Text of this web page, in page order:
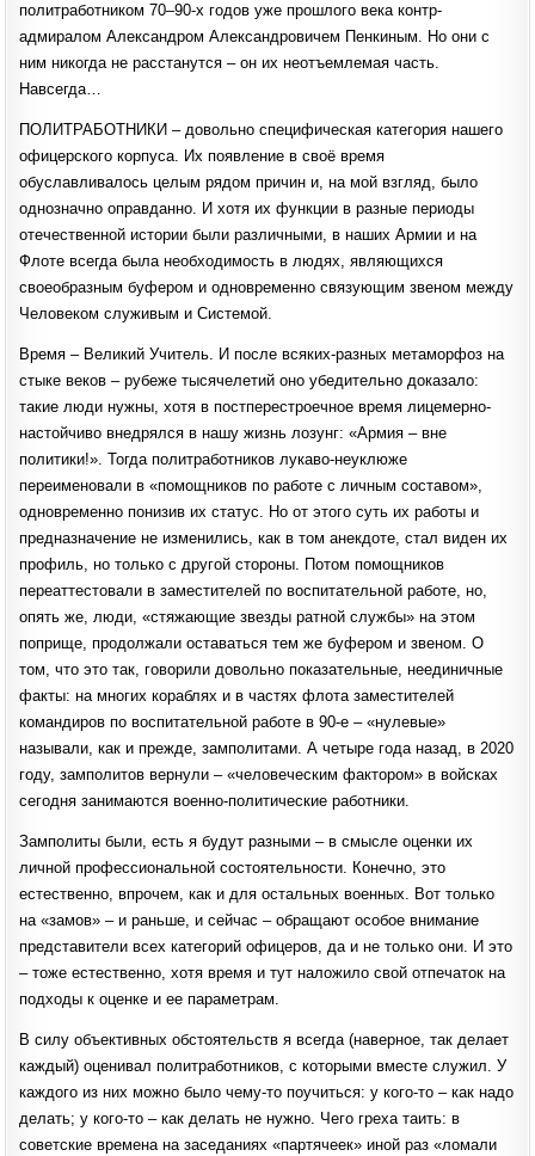
ШТРИХИ
К
ПОРТРЕТУ
КОМИССАРА
политработником 70–90-х годов уже прошлого века контр-
адмиралом Александром Александровичем Пенкиным. Но они с
ним никогда не расстанутся – он их неотъемлемая часть.
Навсегда…
ПОЛИТРАБОТНИКИ – довольно специфическая категория нашего
офицерского корпуса. Их появление в своё время
обуславливалось целым рядом причин и, на мой взгляд, было
однозначно оправданно. И хотя их функции в разные периоды
отечественной истории были различными, в наших Армии и на
Флоте всегда была необходимость в людях, являющихся
своеобразным буфером и одновременно связующим звеном между
Человеком служивым и Системой.
Время – Великий Учитель. И после всяких-разных метаморфоз на
стыке веков – рубеже тысячелетий оно убедительно доказало:
такие люди нужны, хотя в постперестроечное время лицемерно-
настойчиво внедрялся в нашу жизнь лозунг: «Армия – вне
политики!». Тогда политработников лукаво-неуклюже
переименовали в «помощников по работе с личным составом»,
одновременно понизив их статус. Но от этого суть их работы и
предназначение не изменились, как в том анекдоте, стал виден их
профиль, но только с другой стороны. Потом помощников
переаттестовали в заместителей по воспитательной работе, но,
опять же, люди, «стяжающие звезды ратной службы» на этом
поприще, продолжали оставаться тем же буфером и звеном. О
том, что это так, говорили довольно показательные, неединичные
факты: на многих кораблях и в частях флота заместителей
командиров по воспитательной работе в 90-е – «нулевые»
называли, как и прежде, замполитами. А четыре года назад, в 2020
году, замполитов вернули – «человеческим фактором» в войсках
сегодня занимаются военно-политические работники.
Замполиты были, есть я будут разными – в смысле оценки их
личной профессиональной состоятельности. Конечно, это
естественно, впрочем, как и для остальных военных. Вот только
на «замов» – и раньше, и сейчас – обращают особое внимание
представители всех категорий офицеров, да и не только они. И это
– тоже естественно, хотя время и тут наложило свой отпечаток на
подходы к оценке и ее параметрам.
В силу объективных обстоятельств я всегда (наверное, так делает
каждый) оценивал политработников, с которыми вместе служил. У
каждого из них можно было чему-то поучиться: у кого-то – как надо
делать; у кого-то – как делать не нужно. Чего греха таить: в
советские времена на заседаниях «партячеек» иной раз «ломали